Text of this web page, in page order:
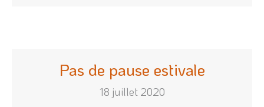
Pas de pause estivale
18 juillet 2020